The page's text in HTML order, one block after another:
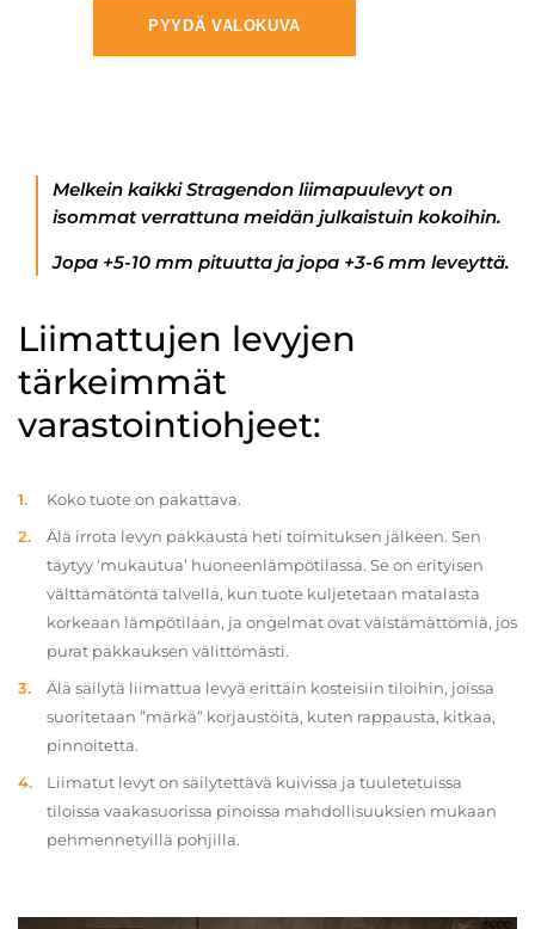
PYYDÄ VALOKUVA
Melkein kaikki Stragendon liimapuulevyt on
isommat verrattuna meidän julkaistuin kokoihin.
Jopa +5-10 mm pituutta ja jopa +3-6 mm leveyttä.
Liimattujen levyjen
tärkeimmät
varastointiohjeet:
Koko tuote on pakattava.
Älä irrota levyn pakkausta heti toimituksen jälkeen. Sen
täytyy ‘mukautua’ huoneenlämpötilassa. Se on erityisen
välttämätöntä talvella, kun tuote kuljetetaan matalasta
korkeaan lämpötilaan, ja ongelmat ovat väistämättömiä, jos
purat pakkauksen välittömästi.
Älä säilytä liimattua levyä erittäin kosteisiin tiloihin, joissa
suoritetaan ”märkä” korjaustöitä, kuten rappausta, kitkaa,
pinnoitetta.
Liimatut levyt on säilytettävä kuivissa ja tuuletetuissa
tiloissa vaakasuorissa pinoissa mahdollisuuksien mukaan
pehmennetyillä pohjilla.